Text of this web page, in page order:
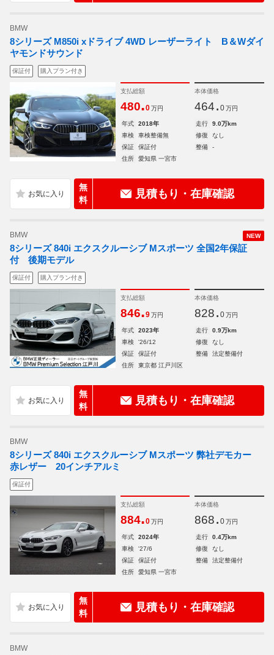
BMW
8シリーズ M850i xドライブ 4WD レーザーライト B＆Wダイ
ヤモンドサウンド
保証付 購入プラン付き
支払総額
480.0 万円
本体価格
464. 0 万円
年式 2018年 走行
9.0万km
車検
車検整備無 修復
なし
保証
保証付 整備
-
住所
愛知県 一宮市
無
料
見積もり・在庫確認
NEW
BMW
8シリーズ 840i エクスクルーシブ Mスポーツ 全国2年保証
付 後期モデル
保証付 購入プラン付き
支払総額
846.9 万円
本体価格
828. 0 万円
年式 2023年 走行
0.9万km
車検
'26/12 修復
なし
保証
保証付 整備
法定整備付
住所
東京都 江戸川区
無
料
見積もり・在庫確認
BMW
8シリーズ 840i エクスクルーシブ Mスポーツ 弊社デモカー
赤レザー 20インチアルミ
保証付
支払総額
884.0 万円
本体価格
868. 0 万円
年式 2024年 走行
0.4万km
車検
'27/6 修復
なし
保証
保証付 整備
法定整備付
住所
愛知県 一宮市
無
料
見積もり・在庫確認
BMW